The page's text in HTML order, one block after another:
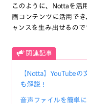
このように、Nottaを活
画コンテンツに活用で
ャンスを生み出せるので
関連記事
【Notta】YouTube
も解説！
音声ファイルを簡単